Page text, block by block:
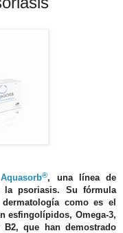
Aquasorb®, una línea de
psoriasis. Su fórmula
como es el
esfingolípidos, Omega-3,
que han demostrado